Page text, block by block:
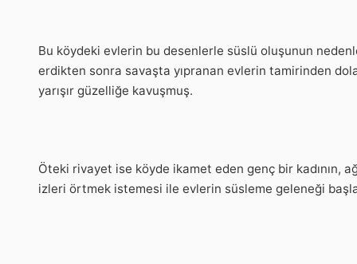
Bu köydeki evlerin bu desenlerle süslü oluşunun
erdikten sonra savaşta yıpranan evlerin tamirinden
yarışır güzelliğe kavuşmuş.
Öteki rivayet ise köyde ikamet eden genç bir kadının,
izleri örtmek istemesi ile evlerin süsleme geleneği